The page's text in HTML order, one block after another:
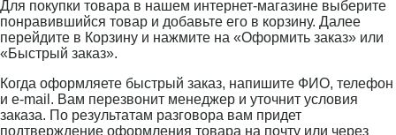
Для покупки товара в нашем интернет-магазине выберите
понравившийся товар и добавьте его в корзину. Далее
перейдите в Корзину и нажмите на «Оформить заказ» или
«Быстрый заказ».
Когда оформляете быстрый заказ, напишите ФИО, телефон
и e-mail. Вам перезвонит менеджер и уточнит условия
заказа. По результатам разговора вам придет
подтверждение оформления товара на почту или через